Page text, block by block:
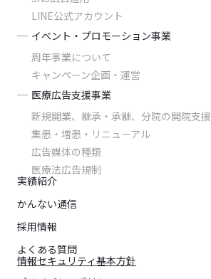
LINE公式アカウント
イベント・プロモーション事業
周年事業について
キャンペーン企画・運営
医療広告支援事業
新規開業、継承・承継、分院の開院支援
集患・増患・リニューアル
広告媒体の種類
医療法広告規制
実績紹介
かんない通信
採用情報
よくある質問
情報セキュリティ基本方針